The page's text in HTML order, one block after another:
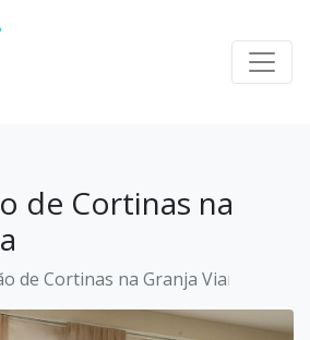
de Cortinas na
de Cortinas na Granja Viana